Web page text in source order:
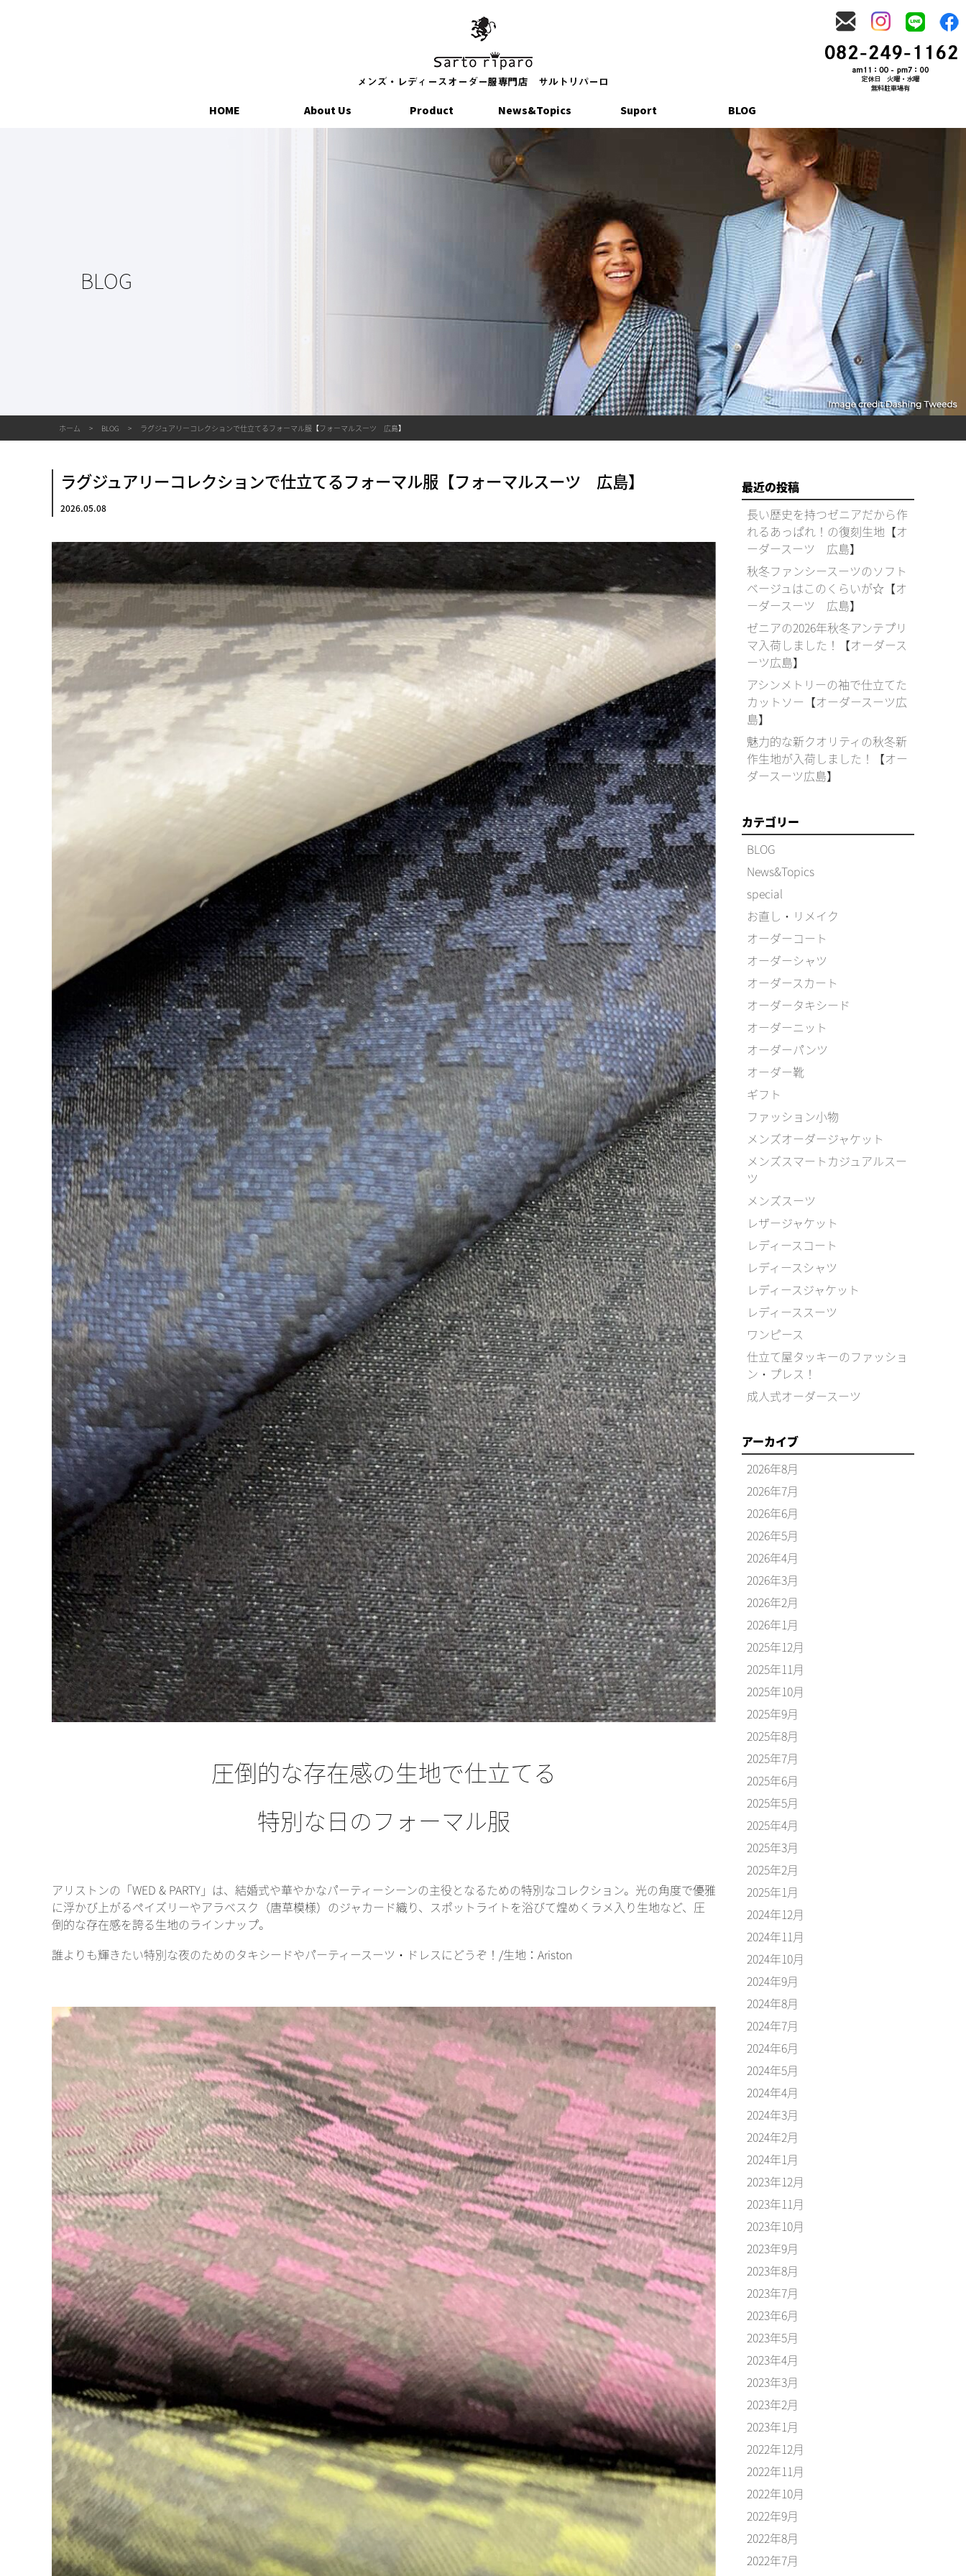
HOME About Us Product News&Topics Suport BLOG
BLOG
ホーム BLOG ラグジュアリーコレクションで仕立てるフォーマル服【フォーマルスーツ 広島】
ラグジュアリーコレクションで仕立てるフォーマル服【フォーマルスーツ 広島】
2026.05.08
圧倒的な存在感の生地で仕立てる
特別な日のフォーマル服
アリストンの「WED & PARTY」は、結婚式や華やかなパーティーシーンの主役となるための特別なコレクション。光の角度で優雅
に浮かび上がるペイズリーやアラベスク（唐草模様）のジャカード織り、スポットライトを浴びて煌めくラメ入り生地など、圧
倒的な存在感を誇る生地のラインナップ。
誰よりも輝きたい特別な夜のためのタキシードやパーティースーツ・ドレスにどうぞ！/生地：Ariston
最近の投稿
長い歴史を持つゼニアだから作
れるあっぱれ！の復刻生地【オ
ーダースーツ 広島】
秋冬ファンシースーツのソフト
ベージュはこのくらいが☆【オ
ーダースーツ 広島】
ゼニアの2026年秋冬アンテプリ
マ入荷しました！【オーダース
ーツ広島】
アシンメトリーの袖で仕立てた
カットソー【オーダースーツ広
島】
魅力的な新クオリティの秋冬新
作生地が入荷しました！【オー
ダースーツ広島】
カテゴリー
BLOG
News&Topics
special
お直し・リメイク
オーダーコート
オーダーシャツ
オーダースカート
オーダータキシード
オーダーニット
オーダーパンツ
オーダー靴
ギフト
ファッション小物
メンズオーダージャケット
メンズスマートカジュアルスー
ツ
メンズスーツ
レザージャケット
レディースコート
レディースシャツ
レディースジャケット
レディーススーツ
ワンピース
仕立て屋タッキーのファッショ
ン・プレス！
成人式オーダースーツ
アーカイブ
2026年8月
2026年7月
2026年6月
2026年5月
2026年4月
2026年3月
2026年2月
2026年1月
2025年12月
2025年11月
2025年10月
2025年9月
2025年8月
2025年7月
2025年6月
2025年5月
2025年4月
2025年3月
2025年2月
2025年1月
2024年12月
2024年11月
2024年10月
2024年9月
2024年8月
2024年7月
2024年6月
2024年5月
2024年4月
2024年3月
2024年2月
2024年1月
2023年12月
2023年11月
2023年10月
2023年9月
2023年8月
2023年7月
2023年6月
2023年5月
2023年4月
2023年3月
2023年2月
2023年1月
2022年12月
2022年11月
2022年10月
2022年9月
2022年8月
2022年7月